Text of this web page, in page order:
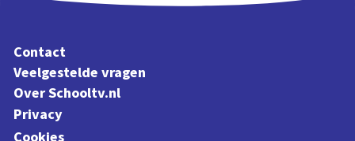
Contact
Veelgestelde vragen
Over Schooltv.nl
Privacy